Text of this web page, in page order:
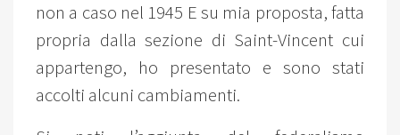
non a caso nel 1945 E su mia proposta, fatta
propria dalla sezione di Saint-Vincent cui
appartengo, ho presentato e sono stati
accolti alcuni cambiamenti.